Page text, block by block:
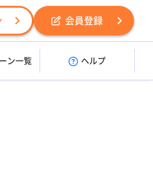
会員登録
ン一覧 ヘルプ